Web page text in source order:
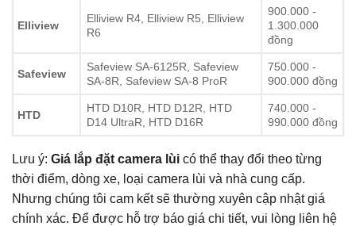
Elliview
Elliview R4, Elliview R5, Elliview
R6
900.000 -
1.300.000
đồng
Safeview
Safeview SA-6125R, Safeview
SA-8R, Safeview SA-8 ProR
750.000 -
900.000 đồng
HTD
HTD D10R, HTD D12R, HTD
D14 UltraR, HTD D16R
740.000 -
990.000 đồng
Lưu ý: Giá lắp đặt camera lùi có thể thay đổi theo từng
thời điểm, dòng xe, loại camera lùi và nhà cung cấp.
Nhưng chúng tôi cam kết sẽ thường xuyên cập nhật giá
chính xác. Để được hỗ trợ báo giá chi tiết, vui lòng liên hệ